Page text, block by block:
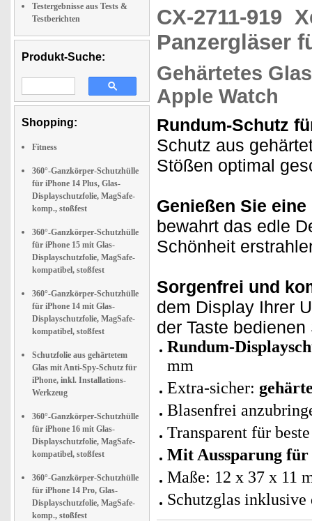
Testergebnisse aus Tests &
Testberichten
Produkt-Suche:
Shopping:
Fitness
360°-Ganzkörper-Schutzhülle
für iPhone 14 Plus, Glas-
Displayschutzfolie, MagSafe-
komp., stoßfest
360°-Ganzkörper-Schutzhülle
für iPhone 15 mit Glas-
Displayschutzfolie, MagSafe-
kompatibel, stoßfest
360°-Ganzkörper-Schutzhülle
für iPhone 14 mit Glas-
Displayschutzfolie, MagSafe-
kompatibel, stoßfest
Schutzfolie aus gehärtetem
Glas mit Anti-Spy-Schutz für
iPhone, inkl. Installations-
Werkzeug
360°-Ganzkörper-Schutzhülle
für iPhone 16 mit Glas-
Displayschutzfolie, MagSafe-
kompatibel, stoßfest
360°-Ganzkörper-Schutzhülle
für iPhone 14 Pro, Glas-
Displayschutzfolie, MagSafe-
komp., stoßfest
CX-2711-919
Panzergläser
Gehärtetes
Apple Watch
Rundum-Schutz
Schutz aus
Stößen optimal
Genießen Sie
bewahrt das edle
Schönheit
Sorgenfrei und
dem Display Ihrer
der Taste
Rundum-
mm
Extra-sicher:
Blasenfrei
Transparent für
Mit Aussparung für
Maße: 12 x 37 x 11
Schutzglas